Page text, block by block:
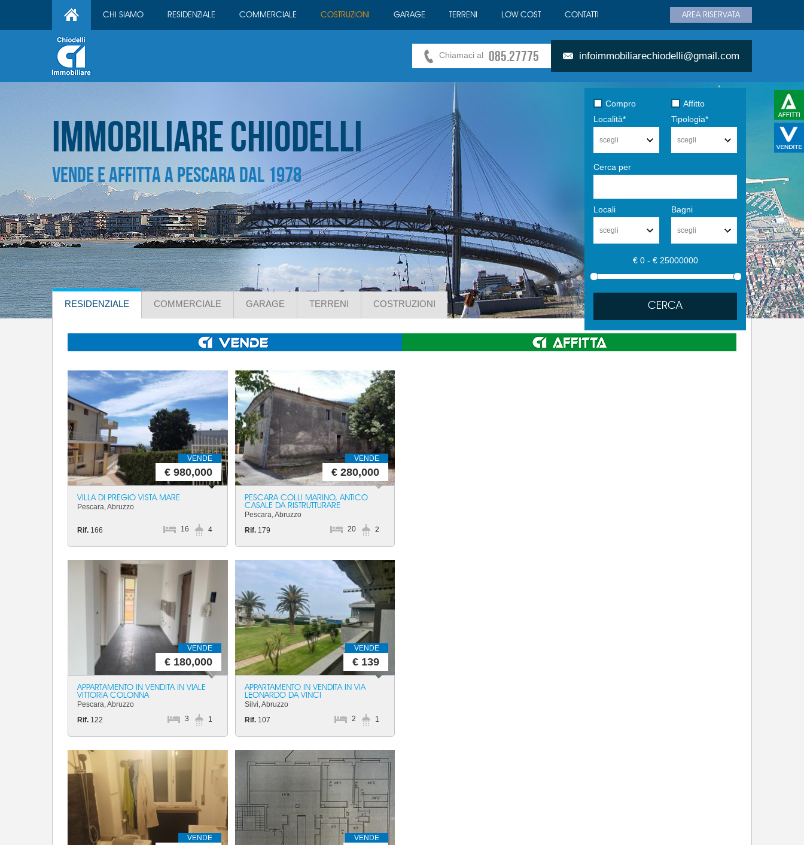
CHI SIAMO RESIDENZIALE COMMERCIALE COSTRUZIONI GARAGE TERRENI LOW COST CONTATTI AREA RISERVATA
infoimmobiliarechiodelli@gmail.com
Chiamaci al 085.27775
Immobiliare Chiodelli
vende e affitta a pescara DAL 1978
RESIDENZIALE COMMERCIALE GARAGE TERRENI COSTRUZIONI
Compro
Affitto
Località*
scegli
Tipologia*
scegli
Cerca per
Locali
scegli
Bagni
scegli
€ 0 - € 25000000
CERCA
VENDE
€ 980,000
VILLA DI PREGIO VISTA MARE
Pescara, Abruzzo
Rif. 166 4
16
VENDE
€ 280,000
PESCARA COLLI MARINO, ANTICO
CASALE DA RISTRUTTURARE
Pescara, Abruzzo
Rif. 179 2
20
VENDE
€ 180,000
APPARTAMENTO IN VENDITA IN VIALE
VITTORIA COLONNA
Pescara, Abruzzo
Rif. 122 1
3
VENDE
€ 139
APPARTAMENTO IN VENDITA IN VIA
LEONARDO DA VINCI
Silvi, Abruzzo
Rif. 107 1
2
VENDE VENDE